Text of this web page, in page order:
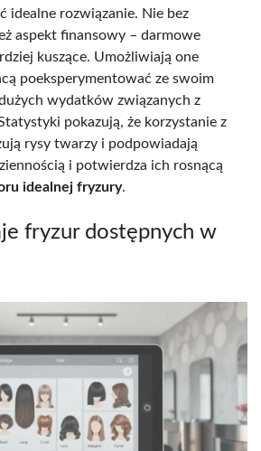
idealne rozwiązanie. Nie bez
aspekt finansowy – darmowe
kuszące. Umożliwiają one
poeksperymentować ze swoim
wydatków związanych z
pokazują, że korzystanie z
rysy twarzy i podpowiadają
i potwierdza ich rosnącą
idealnej fryzury.
fryzur dostępnych w